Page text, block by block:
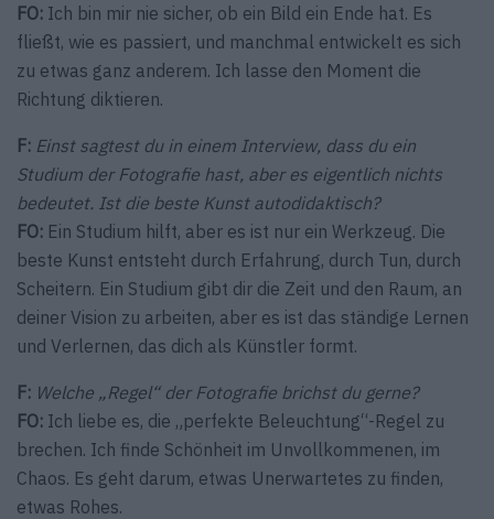
FO: Ich bin mir nie sicher, ob ein Bild ein Ende hat. Es
fließt, wie es passiert, und manchmal entwickelt es sich
zu etwas ganz anderem. Ich lasse den Moment die
Richtung diktieren.
F: Einst sagtest du in einem Interview, dass du ein
Studium der Fotografie hast, aber es eigentlich nichts
bedeutet. Ist die beste Kunst autodidaktisch?
FO: Ein Studium hilft, aber es ist nur ein Werkzeug. Die
beste Kunst entsteht durch Erfahrung, durch Tun, durch
Scheitern. Ein Studium gibt dir die Zeit und den Raum, an
deiner Vision zu arbeiten, aber es ist das ständige Lernen
und Verlernen, das dich als Künstler formt.
F: Welche „Regel“ der Fotografie brichst du gerne?
FO: Ich liebe es, die „perfekte Beleuchtung“-Regel zu
brechen. Ich finde Schönheit im Unvollkommenen, im
Chaos. Es geht darum, etwas Unerwartetes zu finden,
etwas Rohes.